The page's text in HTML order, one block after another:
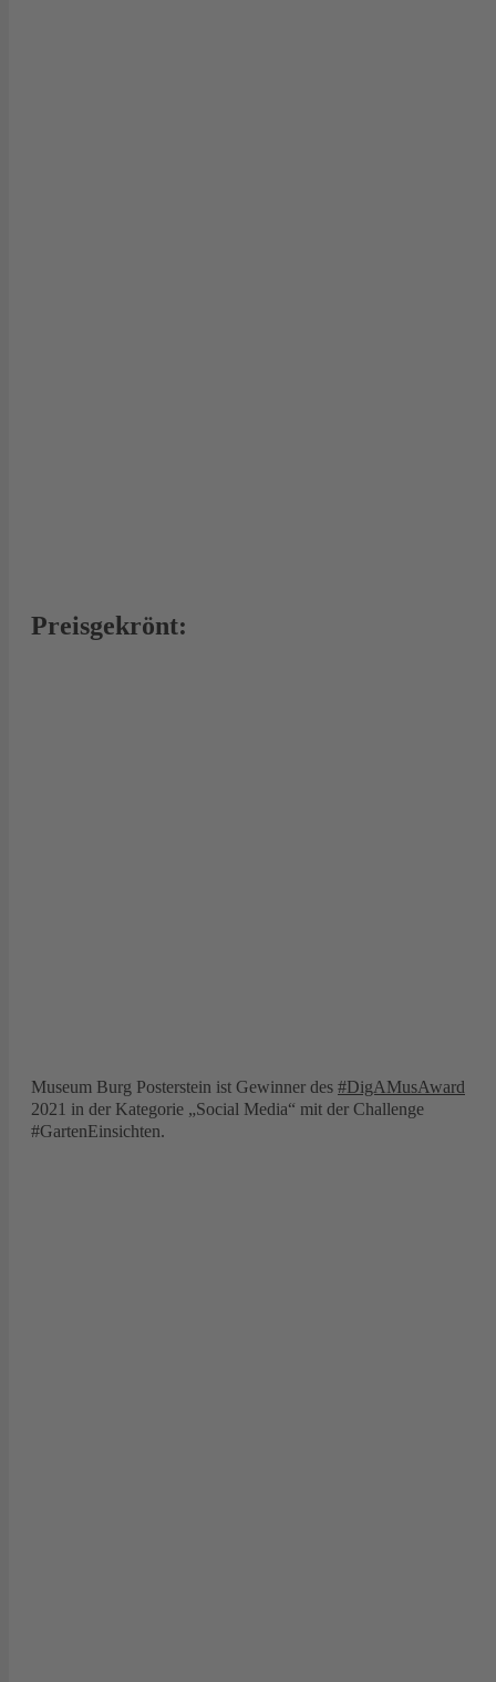
Preisgekrönt:
Museum Burg Posterstein ist Gewinner des #DigAMusAward
2021 in der Kategorie „Social Media“ mit der Challenge
#GartenEinsichten.